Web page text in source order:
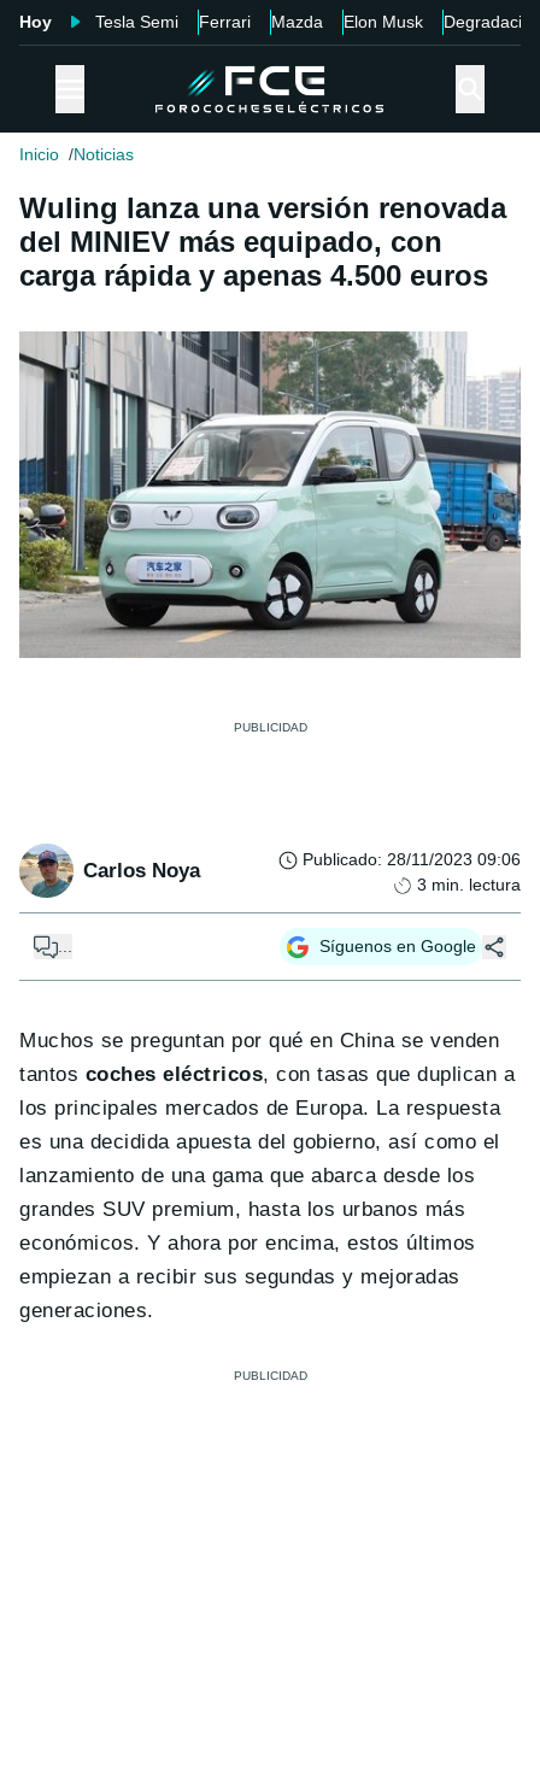
Hoy Tesla Semi Ferrari Mazda Elon Musk Degradación
Inicio Noticias
Wuling lanza una versión renovada
del MINIEV más equipado, con
carga rápida y apenas 4.500 euros
Carlos Noya Publicado: 28/11/2023 09:06
3 min. lectura
Síguenos en Google
Muchos se preguntan por qué en China se venden
tantos coches eléctricos, con tasas que duplican a
los principales mercados de Europa. La respuesta
es una decidida apuesta del gobierno, así como el
lanzamiento de una gama que abarca desde los
grandes SUV premium, hasta los urbanos más
económicos. Y ahora por encima, estos últimos
empiezan a recibir sus segundas y mejoradas
generaciones.